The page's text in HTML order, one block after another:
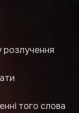
того слова